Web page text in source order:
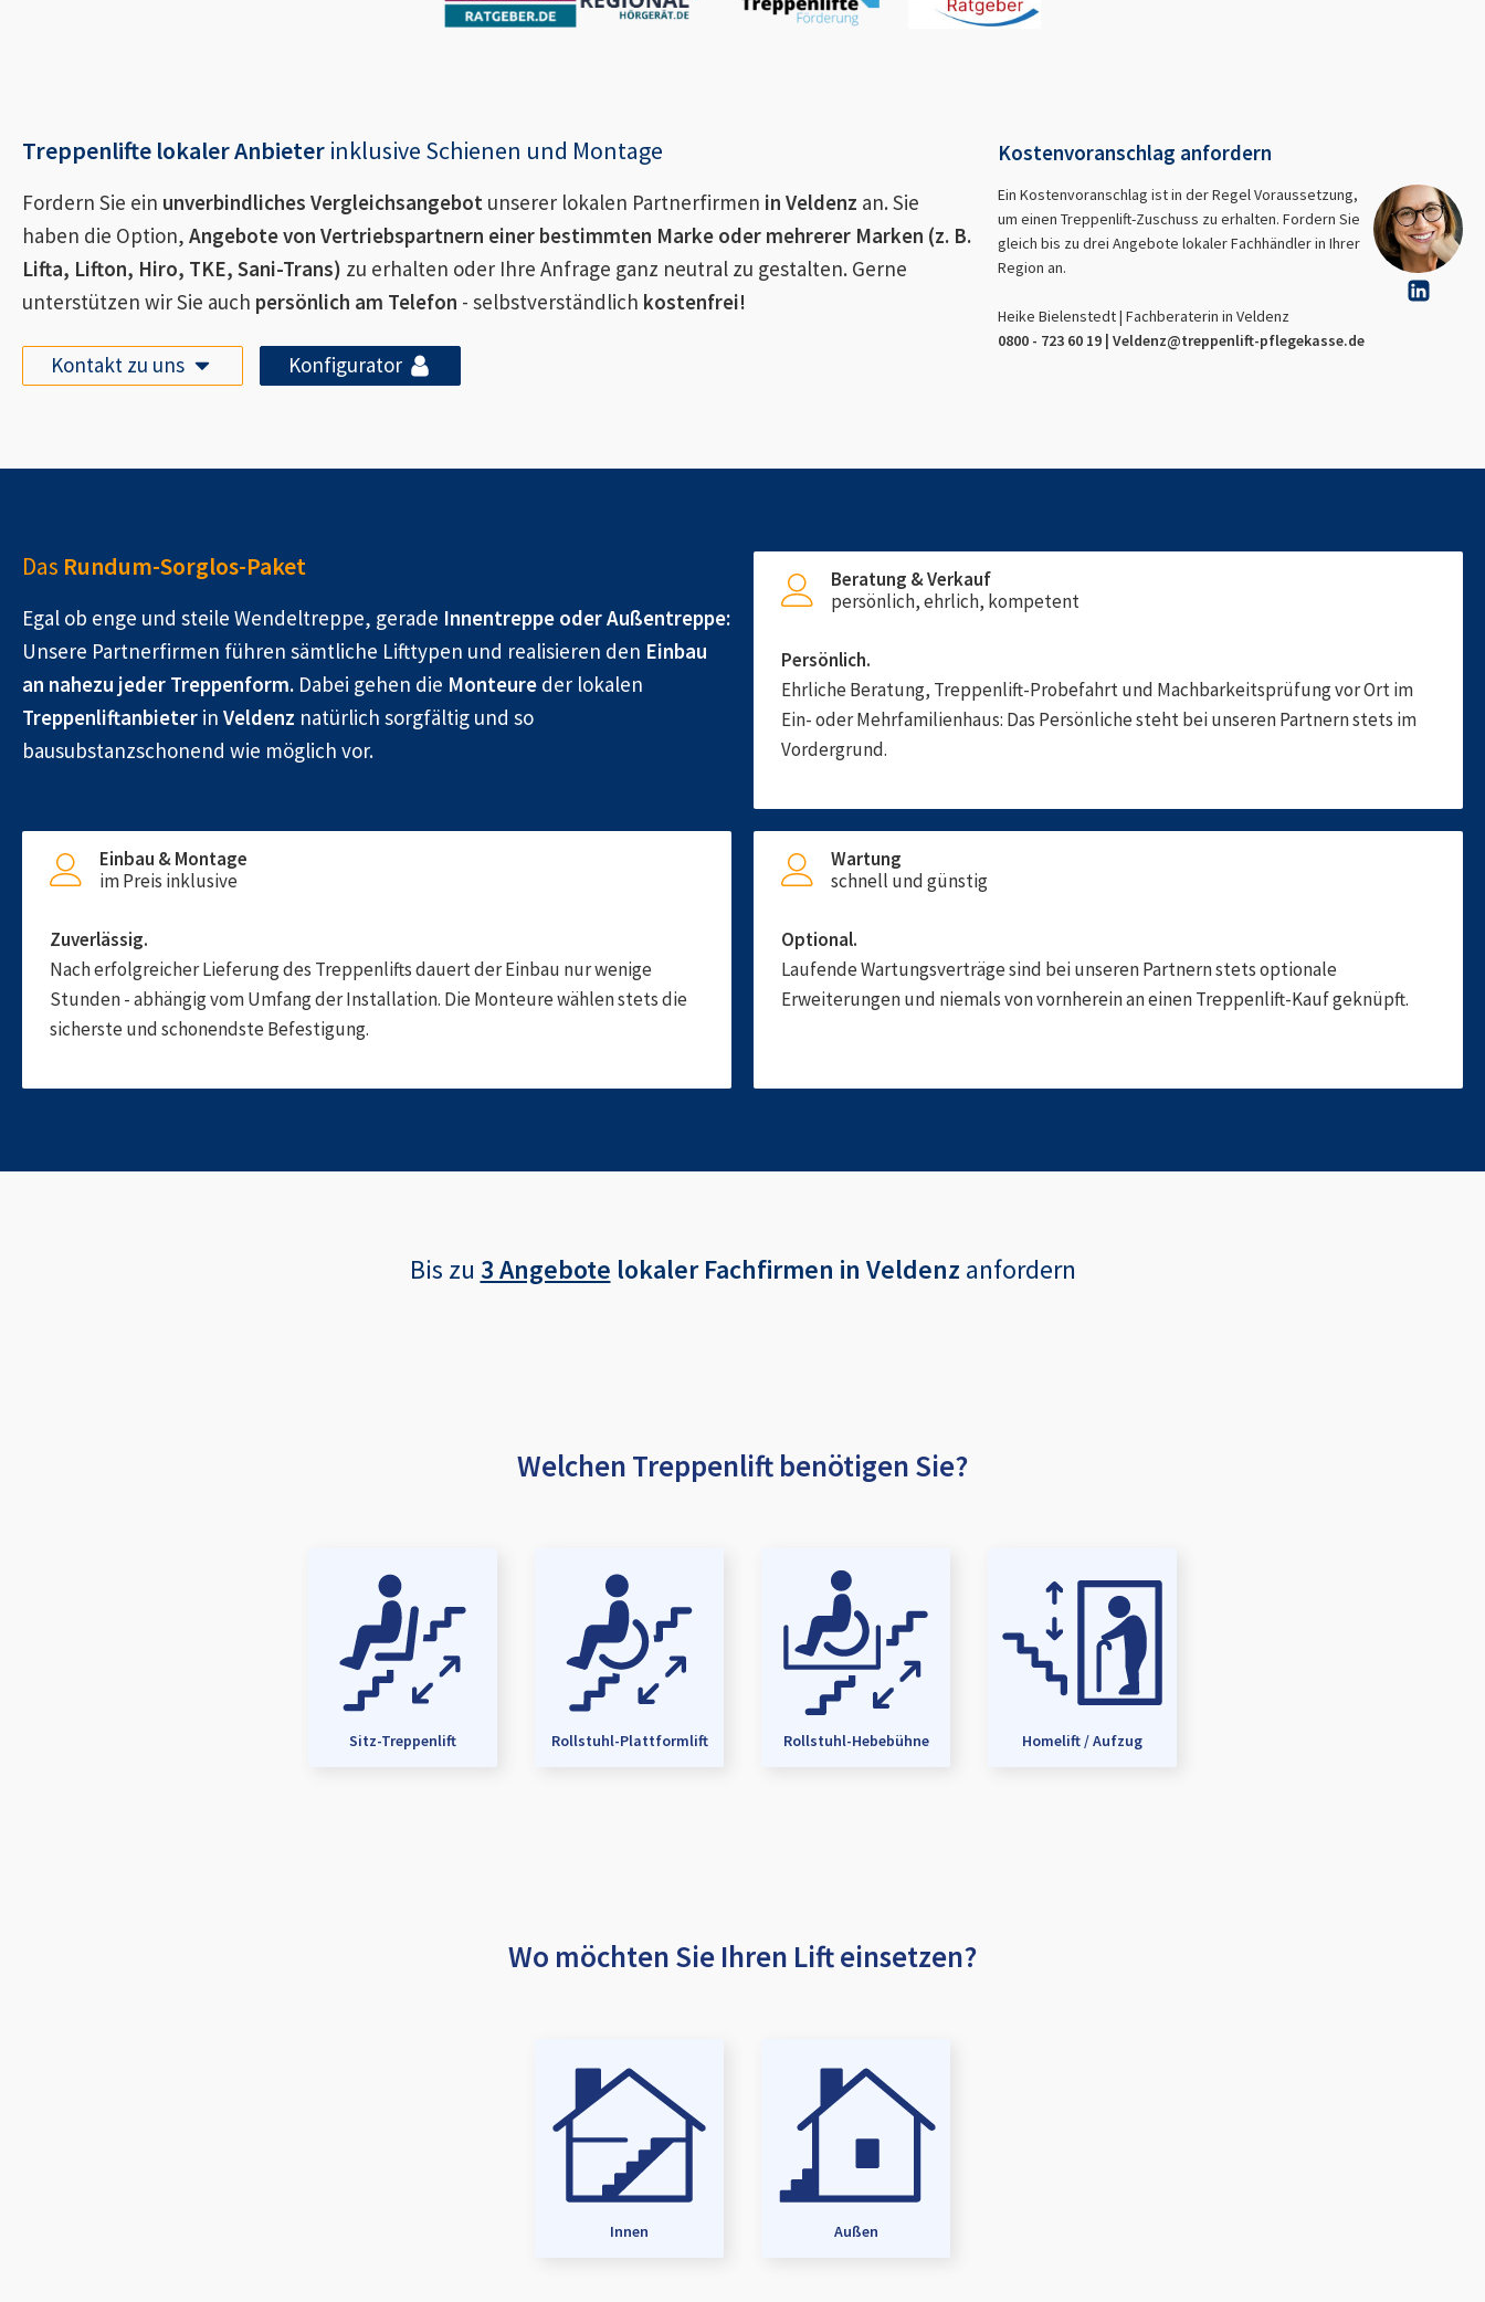
Treppenlifte lokaler Anbieter inklusive Schienen und Montage
Fordern Sie ein unverbindliches Vergleichsangebot unserer lokalen Partnerfirmen in Veldenz an. Sie
haben die Option, Angebote von Vertriebspartnern einer bestimmten Marke oder mehrerer Marken (z. B.
Lifta, Lifton, Hiro, TKE, Sani-Trans) zu erhalten oder Ihre Anfrage ganz neutral zu gestalten. Gerne
unterstützen wir Sie auch persönlich am Telefon - selbstverständlich kostenfrei!
Kontakt zu uns Konfigurator
Kostenvoranschlag anfordern
Ein Kostenvoranschlag ist in der Regel Voraussetzung,
um einen Treppenlift-Zuschuss zu erhalten. Fordern Sie
gleich bis zu drei Angebote lokaler Fachhändler in Ihrer
Region an.
Heike Bielenstedt | Fachberaterin in Veldenz
0800 - 723 60 19 | Veldenz@treppenlift-pflegekasse.de
Das Rundum-Sorglos-Paket
Egal ob enge und steile Wendeltreppe, gerade Innentreppe oder Außentreppe:
Unsere Partnerfirmen führen sämtliche Lifttypen und realisieren den Einbau
an nahezu jeder Treppenform. Dabei gehen die Monteure der lokalen
Treppenliftanbieter in Veldenz natürlich sorgfältig und so
bausubstanzschonend wie möglich vor.
Beratung & Verkauf
persönlich, ehrlich, kompetent
Persönlich.
Ehrliche Beratung, Treppenlift-Probefahrt und Machbarkeitsprüfung vor Ort im
Ein- oder Mehrfamilienhaus: Das Persönliche steht bei unseren Partnern stets im
Vordergrund.
Einbau & Montage
im Preis inklusive
Zuverlässig.
Nach erfolgreicher Lieferung des Treppenlifts dauert der Einbau nur wenige
Stunden - abhängig vom Umfang der Installation. Die Monteure wählen stets die
sicherste und schonendste Befestigung.
Wartung
schnell und günstig
Optional.
Laufende Wartungsverträge sind bei unseren Partnern stets optionale
Erweiterungen und niemals von vornherein an einen Treppenlift-Kauf geknüpft.
Bis zu 3 Angebote lokaler Fachfirmen in Veldenz anfordern
Welchen Treppenlift benötigen Sie?
Sitz-Treppenlift Rollstuhl-Plattformlift Rollstuhl-Hebebühne Homelift / Aufzug
Wo möchten Sie Ihren Lift einsetzen?
Innen Außen